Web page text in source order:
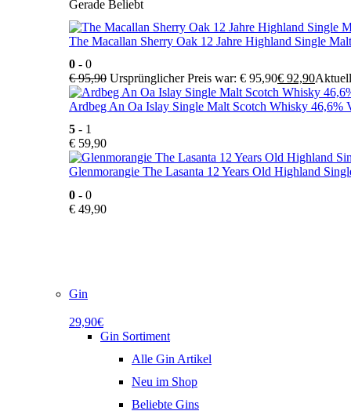
Gerade Beliebt
The Macallan Sherry Oak 12 Jahre Highland Single
0 - 0
€95,90 Ursprünglicher Preis war: € 95,90€ 92,90
Ardbeg An Oa Islay Single Malt Scotch Whisky 46,6%
5 - 1
€ 59,90
Glenmorangie The Lasanta 12 Years Old Highland
0 - 0
€ 49,90
Gin
29,90€
Gin Sortiment
Alle Gin Artikel
Neu im Shop
Beliebte Gins